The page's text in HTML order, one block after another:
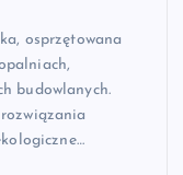
osprzętowana
budowlanych.